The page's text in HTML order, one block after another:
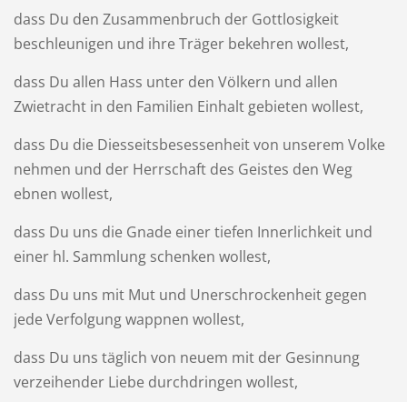
dass Du den Zusammenbruch der Gottlosigkeit
beschleunigen und ihre Träger bekehren wollest,
dass Du allen Hass unter den Völkern und allen
Zwietracht in den Familien Einhalt gebieten wollest,
dass Du die Diesseitsbesessenheit von unserem Volke
nehmen und der Herrschaft des Geistes den Weg
ebnen wollest,
dass Du uns die Gnade einer tiefen Innerlichkeit und
einer hl. Sammlung schenken wollest,
dass Du uns mit Mut und Unerschrockenheit gegen
jede Verfolgung wappnen wollest,
dass Du uns täglich von neuem mit der Gesinnung
verzeihender Liebe durchdringen wollest,